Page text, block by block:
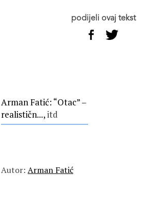
podijeli ovaj tekst
Arman Fatić: “Otac” –
realističn...,itd
Autor: Arman Fatić